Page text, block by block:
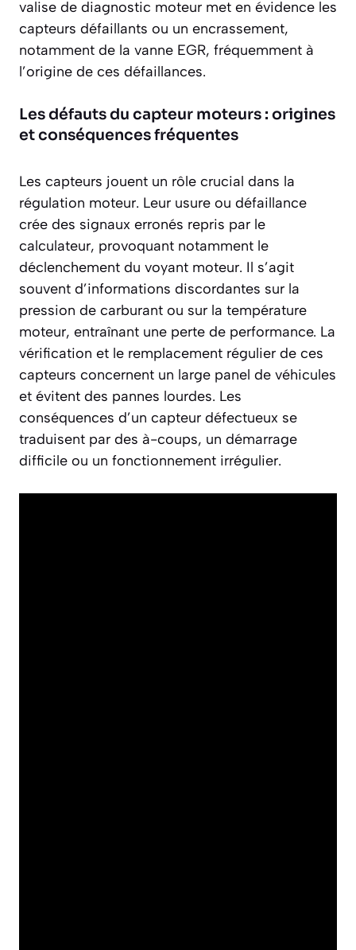
valise de diagnostic moteur met en évidence les
capteurs défaillants ou un encrassement,
notamment de la vanne EGR, fréquemment à
l’origine de ces défaillances.
Les défauts du capteur moteurs : origines
et conséquences fréquentes
Les capteurs jouent un rôle crucial dans la
régulation moteur. Leur usure ou défaillance
crée des signaux erronés repris par le
calculateur, provoquant notamment le
déclenchement du voyant moteur. Il s’agit
souvent d’informations discordantes sur la
pression de carburant ou sur la température
moteur, entraînant une perte de performance. La
vérification et le remplacement régulier de ces
capteurs concernent un large panel de véhicules
et évitent des pannes lourdes. Les
conséquences d’un capteur défectueux se
traduisent par des à-coups, un démarrage
difficile ou un fonctionnement irrégulier.